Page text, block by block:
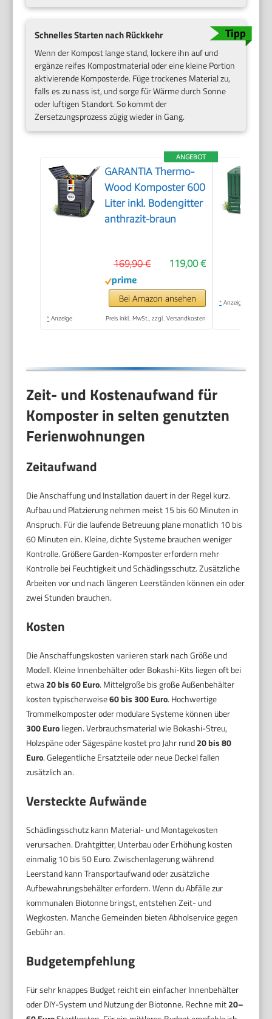
Schnelles Starten nach Rückkehr
Wenn der Kompost lange stand, lockere ihn auf und
ergänze reifes Kompostmaterial oder eine kleine Portion
aktivierende Komposterde. Füge trockenes Material zu,
falls es zu nass ist, und sorge für Wärme durch Sonne
oder luftigen Standort. So kommt der
Zersetzungsprozess zügig wieder in Gang.
ANGEBOT
GARANTIA Thermo-
Wood Komposter 600
Liter inkl. Bodengitter
anthrazit-braun
119,00 €
169,90 €
Bei Amazon ansehen
* Anzeige Preis inkl. MwSt., zzgl. Versandkosten
* Anzeige
Zeit- und Kostenaufwand für
Komposter in selten genutzten
Ferienwohnungen
Zeitaufwand
Die Anschaffung und Installation dauert in der Regel kurz.
Aufbau und Platzierung nehmen meist 15 bis 60 Minuten in
Anspruch. Für die laufende Betreuung plane monatlich 10 bis
60 Minuten ein. Kleine, dichte Systeme brauchen weniger
Kontrolle. Größere Garden-Komposter erfordern mehr
Kontrolle bei Feuchtigkeit und Schädlingsschutz. Zusätzliche
Arbeiten vor und nach längeren Leerständen können ein oder
zwei Stunden brauchen.
Kosten
Die Anschaffungskosten variieren stark nach Größe und
Modell. Kleine Innenbehälter oder Bokashi-Kits liegen oft bei
etwa20 bis 60 Euro. Mittelgroße bis große Außenbehälter
kosten typischerweise60 bis 300 Euro. Hochwertige
Trommelkomposter oder modulare Systeme können über
300 Euroliegen. Verbrauchsmaterial wie Bokashi-Streu,
Holzspäne oder Sägespäne kostet pro Jahr rund20 bis 80
Euro. Gelegentliche Ersatzteile oder neue Deckel fallen
zusätzlich an.
Versteckte Aufwände
Schädlingsschutz kann Material- und Montagekosten
verursachen. Drahtgitter, Unterbau oder Erhöhung kosten
einmalig 10 bis 50 Euro. Zwischenlagerung während
Leerstand kann Transportaufwand oder zusätzliche
Aufbewahrungsbehälter erfordern. Wenn du Abfälle zur
kommunalen Biotonne bringst, entstehen Zeit- und
Wegkosten. Manche Gemeinden bieten Abholservice gegen
Gebühr an.
Budgetempfehlung
Für sehr knappes Budget reicht ein einfacher Innenbehälter
oder DIY-System und Nutzung der Biotonne. Rechne mit20–